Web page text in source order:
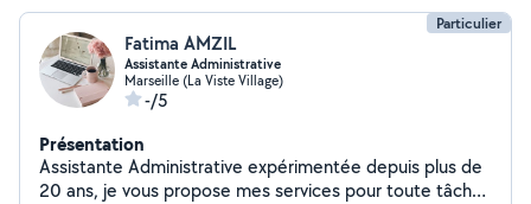
Particulier
Fatima AMZIL
Assistante Administrative
Marseille (La Viste Village)
-/5
Présentation
Assistante Administrative expérimentée depuis plus de
20 ans, je vous propose mes services pour toute tâche